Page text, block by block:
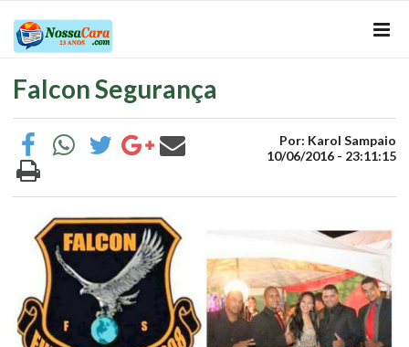
Falcon Segurança
Por: Karol Sampaio
10/06/2016 - 23:11:15